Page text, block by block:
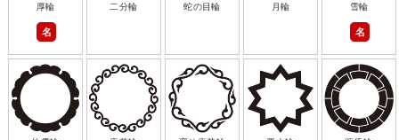
厚輪
名
二分輪 蛇の目輪 月輪 雪輪
名